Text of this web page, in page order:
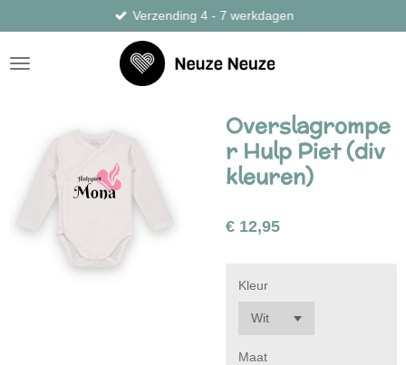
direct
naar
de
Verzending 4 - 7 werkdagen
Overslagrompe
r Hulp Piet (div
kleuren)
€ 12,95
Kleur
Maat